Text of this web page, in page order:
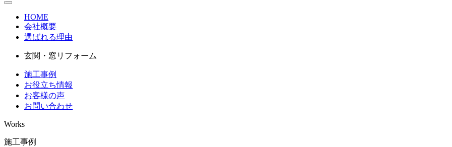
HOME
会社概要
選ばれる理由
玄関・窓リフォーム
施工事例
お役立ち情報
お客様の声
お問い合わせ
Works
施工事例